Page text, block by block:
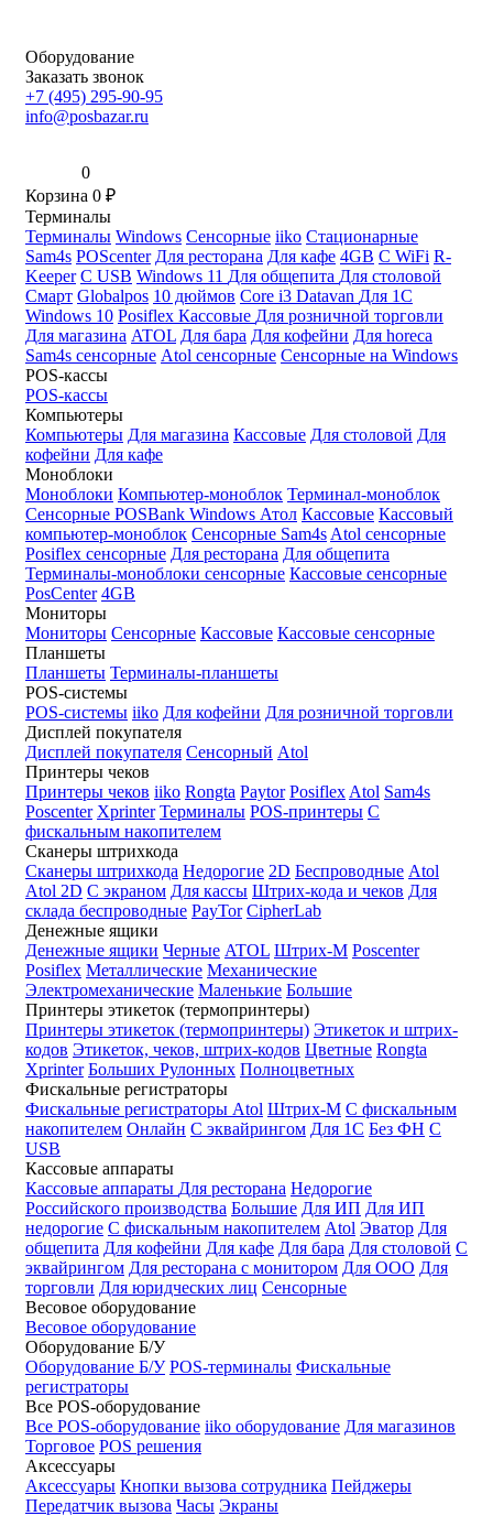
Оборудование
Заказать звонок
+7 (495) 295-90-95
info@posbazar.ru
0
Корзина 0 ₽
Терминалы
Терминалы Windows Сенсорные iiko Стационарные
Sam4s POScenter Для ресторана Для кафе 4GB С WiFi R-
Keeper С USB Windows 11 Для общепита Для столовой
Смарт Globalpos 10 дюймов Core i3 Datavan Для 1С
Windows 10 Posiflex Кассовые Для розничной торговли
Для магазина ATOL Для бара Для кофейни Для horeca
Sam4s сенсорные Atol сенсорные Сенсорные на Windows
POS-кассы
POS-кассы
Компьютеры
Компьютеры Для магазина Кассовые Для столовой Для
кофейни Для кафе
Моноблоки
Моноблоки Компьютер-моноблок Терминал-моноблок
Сенсорные POSBank Windows Атол Кассовые Кассовый
компьютер-моноблок Сенсорные Sam4s Atol сенсорные
Posiflex сенсорные Для ресторана Для общепита
Терминалы-моноблоки сенсорные Кассовые сенсорные
PosCenter 4GB
Мониторы
Мониторы Сенсорные Кассовые Кассовые сенсорные
Планшеты
Планшеты Терминалы-планшеты
POS-системы
POS-системы iiko Для кофейни Для розничной торговли
Дисплей покупателя
Дисплей покупателя Сенсорный Atol
Принтеры чеков
Принтеры чеков iiko Rongta Paytor Posiflex Atol Sam4s
Poscenter Xprinter Терминалы POS-принтеры С
фискальным накопителем
Сканеры штрихкода
Сканеры штрихкода Недорогие 2D Беспроводные Atol
Atol 2D С экраном Для кассы Штрих-кода и чеков Для
склада беспроводные PayTor CipherLab
Денежные ящики
Денежные ящики Черные ATOL Штрих-М Poscenter
Posiflex Металлические Механические
Электромеханические Маленькие Большие
Принтеры этикеток (термопринтеры)
Принтеры этикеток (термопринтеры) Этикеток и штрих-
кодов Этикеток, чеков, штрих-кодов Цветные Rongta
Xprinter Больших Рулонных Полноцветных
Фискальные регистраторы
Фискальные регистраторы Atol Штрих-М С фискальным
накопителем Онлайн С эквайрингом Для 1С Без ФН С
USB
Кассовые аппараты
Кассовые аппараты Для ресторана Недорогие
Российского производства Большие Для ИП Для ИП
недорогие С фискальным накопителем Atol Эватор Для
общепита Для кофейни Для кафе Для бара Для столовой С
эквайрингом Для ресторана с монитором Для ООО Для
торговли Для юридческих лиц Сенсорные
Весовое оборудование
Весовое оборудование
Оборудование Б/У
Оборудование Б/У POS-терминалы Фискальные
регистраторы
Все POS-оборудование
Все POS-оборудование iiko оборудование Для магазинов
Торговое POS решения
Аксессуары
Аксессуары Кнопки вызова сотрудника Пейджеры
Передатчик вызова Часы Экраны